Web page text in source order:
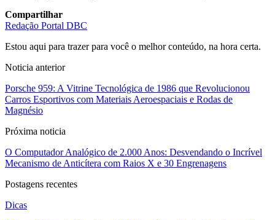
Compartilhar
Redação Portal DBC
Estou aqui para trazer para você o melhor conteúdo, na hora certa.
Noticia anterior
Porsche 959: A Vitrine Tecnológica de 1986 que Revolucionou
Carros Esportivos com Materiais Aeroespaciais e Rodas de
Magnésio
Próxima noticia
O Computador Analógico de 2.000 Anos: Desvendando o Incrível
Mecanismo de Anticítera com Raios X e 30 Engrenagens
Postagens recentes
Dicas